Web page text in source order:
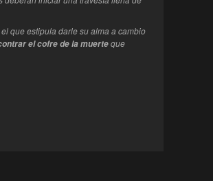
que estipula darle su alma a cambio
el cofre de la muerteque